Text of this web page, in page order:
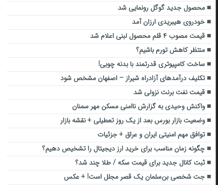
محصول جدید گوگل رونمایی شد
خودروی هیبریدی ارزان آمد
قیمت‌ مصوب ۴ قلم محصول لبنی اعلام شد
منتظر کاهش تورم باشیم؟
ساخت کامپیوتری قدرتمند با بدنه چوبی!
تکلیف درآمدهای آزادراه شیراز – اصفهان مشخص شود
قیمت نفت برنت نزولی شد
واکنش وحیدی به گزارش ناامنی مسکن مهر سمنان
وضعیت بازار بورس بعد از یک روز تعطیلی + نقشه بازار
توافق مهم امنیتی ایران و عراق + جزئیات
چگونه زمان مناسب برای خرید ارز دیجیتال را تشخیص دهیم؟
ثبت کانال جدید برای قیمت سکه / طلا چند شد؟
جت شخصی بن‌سلمان یک قصر مجلل است! + عکس